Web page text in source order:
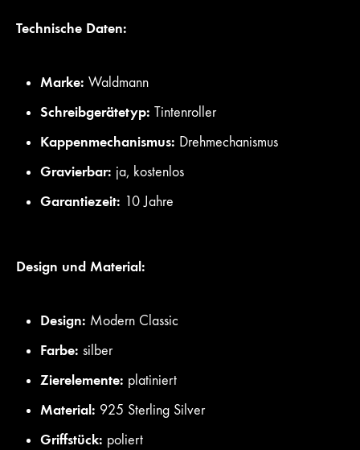
Technische Daten:
Marke: Waldmann
Schreibgerätetyp: Tintenroller
Kappenmechanismus: Drehmechanismus
Gravierbar: ja, kostenlos
Garantiezeit: 10 Jahre
Design und Material:
Design: Modern Classic
Farbe: silber
Zierelemente: platiniert
Material: 925 Sterling Silver
Griffstück: poliert